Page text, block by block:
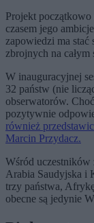
Projekt
czasem jego
zapowiedzi ma
zbrojnych na całym
W inauguracyjnej
32 państw (nie
obserwatorów.
pozytywnie
również
Marcin Przydacz.
Wśród uczestników
Arabia Saudyjska i
trzy państwa,
obecne są jedynie